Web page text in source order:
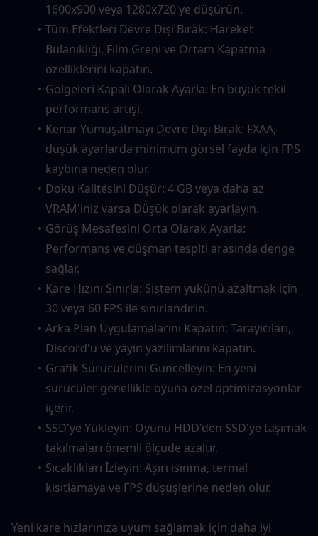
1600x900 veya 1280x720'ye düşürün.
Tüm Efektleri Devre Dışı Bırak: Hareket
Bulanıklığı, Film Greni ve Ortam Kapatma
özelliklerini kapatın.
Gölgeleri Kapalı Olarak Ayarla: En büyük tekil
performans artışı.
Kenar Yumuşatmayı Devre Dışı Bırak: FXAA,
düşük ayarlarda minimum görsel fayda için FPS
kaybına neden olur.
Doku Kalitesini Düşür: 4 GB veya daha az
VRAM'iniz varsa Düşük olarak ayarlayın.
Görüş Mesafesini Orta Olarak Ayarla:
Performans ve düşman tespiti arasında denge
sağlar.
Kare Hızını Sınırla: Sistem yükünü azaltmak için
30 veya 60 FPS ile sınırlandırın.
Arka Plan Uygulamalarını Kapatın: Tarayıcıları,
Discord'u ve yayın yazılımlarını kapatın.
Grafik Sürücülerini Güncelleyin: En yeni
sürücüler genellikle oyuna özel optimizasyonlar
içerir.
SSD'ye Yükleyin: Oyunu HDD'den SSD'ye taşımak
takılmaları önemli ölçüde azaltır.
Sıcaklıkları İzleyin: Aşırı ısınma, termal
kısıtlamaya ve FPS düşüşlerine neden olur.
Yeni kare hızlarınıza uyum sağlamak için daha iyi